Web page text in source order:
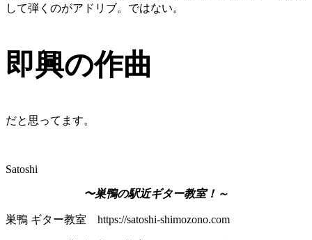
して弾くのがアドリブ。ではない。
即興の作曲
だと思ってます。
Satoshi
〜巣鴨の駅近ギター教室！～
巣鴨 ギター教室 https://satoshi-shimozono.com